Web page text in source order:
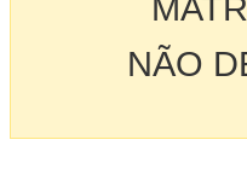
NÃO